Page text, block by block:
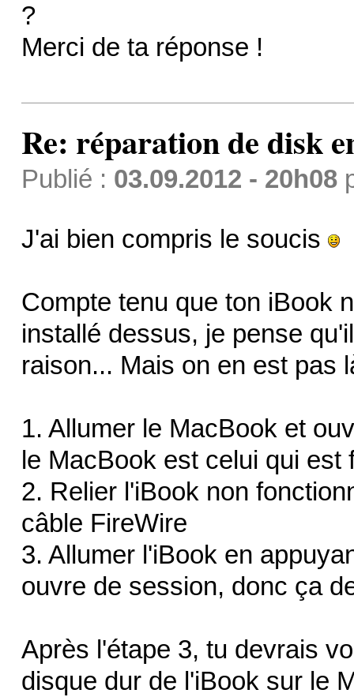
?
Merci de ta réponse !
Re: réparation de disk
Publié : 03.09.2012 - 20h08
J'ai bien compris le soucis
Compte tenu que ton iBook
installé dessus, je pense
raison... Mais on en est pas
1. Allumer le MacBook et
le MacBook est celui qui est
2. Relier l'iBook non
câble FireWire
3. Allumer l'iBook en
ouvre de session, donc ça
Après l'étape 3, tu devrais
disque dur de l'iBook sur le